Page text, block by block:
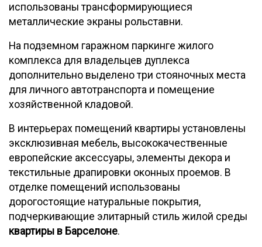
использованы трансформирующиеся
металлические экраны рольставни.
На подземном гаражном паркинге жилого
комплекса для владельцев дуплекса
дополнительно выделено три стояночных места
для личного автотранспорта и помещение
хозяйственной кладовой.
В интерьерах помещений квартиры установлены
эксклюзивная мебель, высококачественные
европейские аксессуары, элементы декора и
текстильные драпировки оконных проемов. В
отделке помещений использованы
дорогостоящие натуральные покрытия,
подчеркивающие элитарный стиль жилой среды
квартиры в Барселоне.